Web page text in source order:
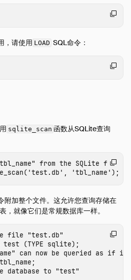
入
，请使用 LOAD SQL命令：
sqlite_scan 函数从SQLite查询
from the SQLite file
( 'test.db' , 'tbl_name' );
附加整个文件。这允许您查询存储在
，就像它们是常规数据库一样。
file "test.db"
test (TYPE sqlite);
can now be queried as if
tbl_name;
database to "test"